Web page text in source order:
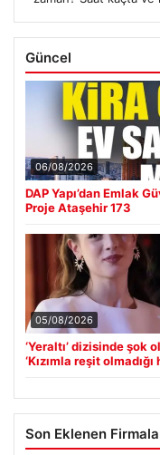
Güncel
06/08/2026
DAP Yapı’dan Emlak
Proje Ataşehir 173
05/08/2026
‘Yeraltı’ dizisinde şok
‘Kızımla reşit olmadığı
Son Eklenen